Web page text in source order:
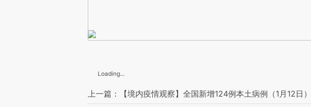
Loading...
上一篇：【境内疫情观察】全国新增124例本土病例（1月12日）